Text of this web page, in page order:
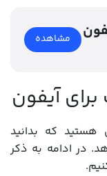
مشاهده
آیفون
هستید که بدانید
در ادامه به ذکر